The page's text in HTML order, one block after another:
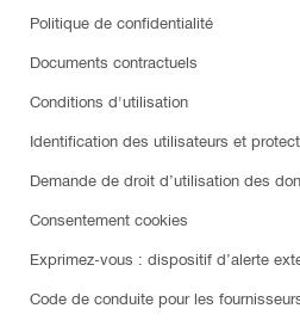
Politique de confidentialité
Documents contractuels
Conditions d'utilisation
Identification des utilisateurs et
Demande de droit d’utilisation des
Consentement cookies
Exprimez-vous : dispositif d’alerte
Code de conduite pour les